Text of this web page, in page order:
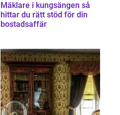
Mäklare i kungsängen så
hittar du rätt stöd för din
bostadsaffär